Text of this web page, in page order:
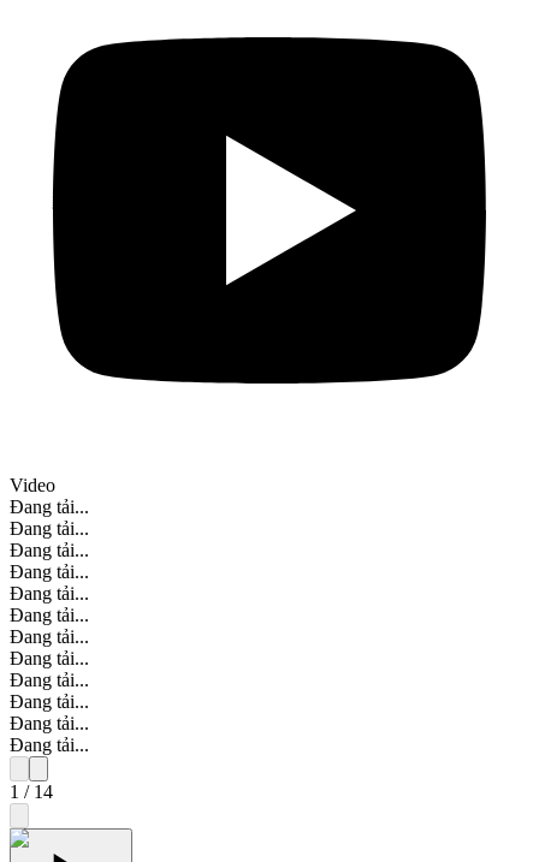
Video
Đang tải...
Đang tải...
Đang tải...
Đang tải...
Đang tải...
Đang tải...
Đang tải...
Đang tải...
Đang tải...
Đang tải...
Đang tải...
Đang tải...
1 / 14